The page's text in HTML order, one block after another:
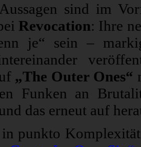
sind im
Revocation: Ihre
je“ sein –
„The Outer Ones“
Funken an
das erneut auf
punkto